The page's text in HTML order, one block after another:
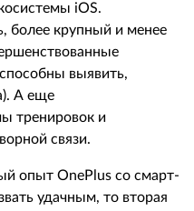
iOS.
более крупный и менее
выявить,
А еще
тренировок и
связи.
опыт OnePlus со смарт-
удачным, то вторая